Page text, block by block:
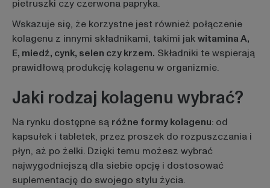
pietruszki czy czerwona papryka.
Wskazuje się, że korzystne jest również połączenie
kolagenu z innymi składnikami, takimi jakwitamina A,
E, miedź, cynk, selen czy krzem. Składniki te wspierają
prawidłową produkcję kolagenu w organizmie.
Jaki rodzaj kolagenu wybrać?
Na rynku dostępne są różne formy kolagenu: od
kapsułek i tabletek, przez proszek do rozpuszczania i
płyn, aż po żelki. Dzięki temu możesz wybrać
najwygodniejszą dla siebie opcję i dostosować
suplementację do swojego stylu życia.